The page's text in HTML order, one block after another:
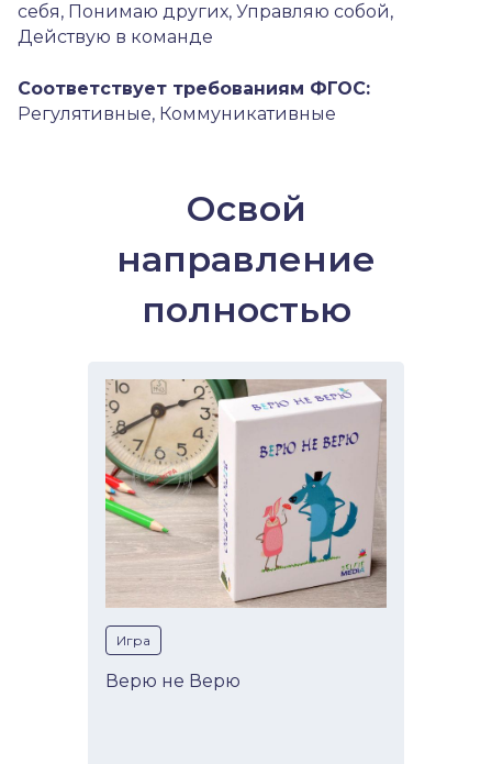
себя, Понимаю других, Управляю собой,
Действую в команде
Соответствует требованиям ФГОС:
Регулятивные, Коммуникативные
Освой
направление
полностью
Игра
Верю не Верю